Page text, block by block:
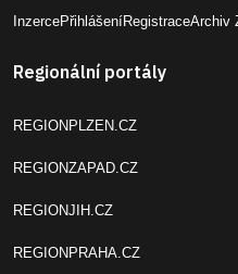
InzercePřihlášeníRegistraceArchiv
Regionální portály
REGIONPLZEN.CZ
REGIONZAPAD.CZ
REGIONJIH.CZ
REGIONPRAHA.CZ